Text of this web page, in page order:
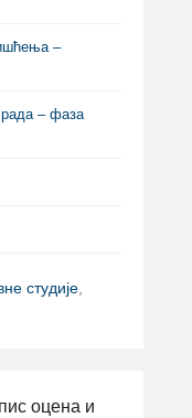
–
рада – фаза
студије
оцена и